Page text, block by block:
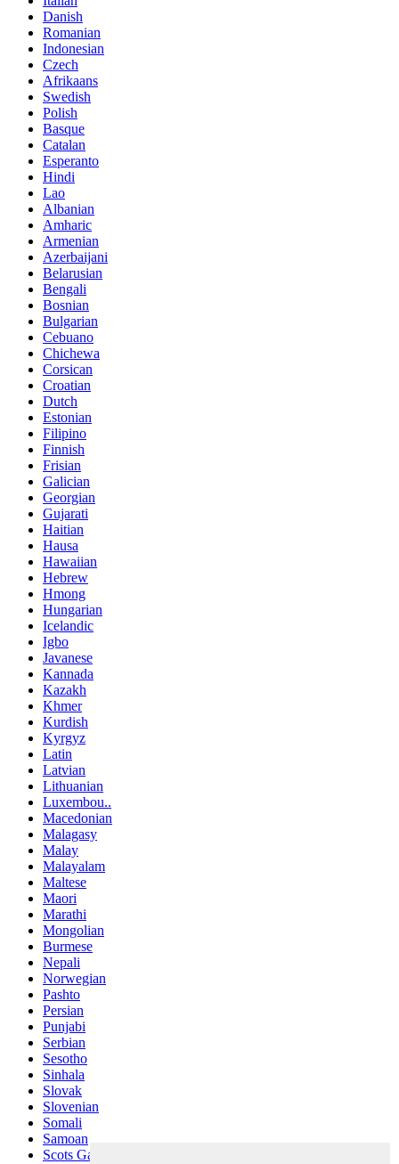
Danish
Romanian
Indonesian
Czech
Afrikaans
Swedish
Polish
Basque
Catalan
Esperanto
Hindi
Lao
Albanian
Amharic
Armenian
Azerbaijani
Belarusian
Bengali
Bosnian
Bulgarian
Cebuano
Chichewa
Corsican
Croatian
Dutch
Estonian
Filipino
Finnish
Frisian
Galician
Georgian
Gujarati
Haitian
Hausa
Hawaiian
Hebrew
Hmong
Hungarian
Icelandic
Igbo
Javanese
Kannada
Kazakh
Khmer
Kurdish
Kyrgyz
Latin
Latvian
Lithuanian
Luxembou..
Macedonian
Malagasy
Malay
Malayalam
Maltese
Maori
Marathi
Mongolian
Burmese
Nepali
Norwegian
Pashto
Persian
Punjabi
Serbian
Sesotho
Sinhala
Slovak
Slovenian
Somali
Samoan
Scots Gaelic